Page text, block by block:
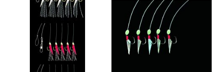
HINZUFÜGEN
HINZUFÜGEN